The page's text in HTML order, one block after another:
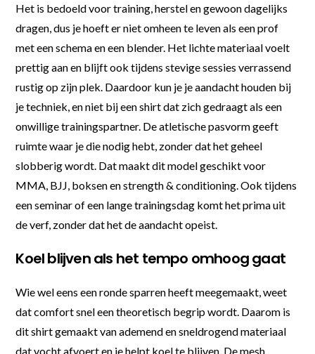
Het is bedoeld voor training, herstel en gewoon dagelijks
dragen, dus je hoeft er niet omheen te leven als een prof
met een schema en een blender. Het lichte materiaal voelt
prettig aan en blijft ook tijdens stevige sessies verrassend
rustig op zijn plek. Daardoor kun je je aandacht houden bij
je techniek, en niet bij een shirt dat zich gedraagt als een
onwillige trainingspartner. De atletische pasvorm geeft
ruimte waar je die nodig hebt, zonder dat het geheel
slobberig wordt. Dat maakt dit model geschikt voor
MMA, BJJ, boksen en strength & conditioning. Ook tijdens
een seminar of een lange trainingsdag komt het prima uit
de verf, zonder dat het de aandacht opeist.
Koel blijven als het tempo omhoog gaat
Wie wel eens een ronde sparren heeft meegemaakt, weet
dat comfort snel een theoretisch begrip wordt. Daarom is
dit shirt gemaakt van ademend en sneldrogend materiaal
dat vocht afvoert en je helpt koel te blijven. De mesh